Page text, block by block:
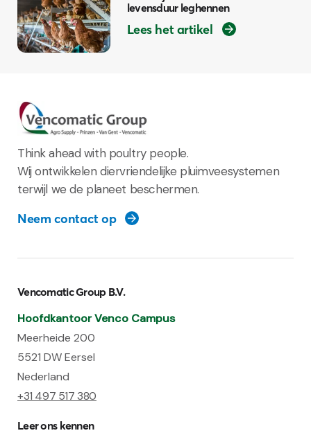
levensduur leghennen
Lees het artikel
Think ahead with poultry people.
Wij ontwikkelen diervriendelijke pluimveesystemen
terwijl we de planeet beschermen.
Neem contact op
Vencomatic Group B.V.
Hoofdkantoor Venco Campus
Meerheide 200
5521 DW Eersel
Nederland
+31 497 517 380
Leer ons kennen